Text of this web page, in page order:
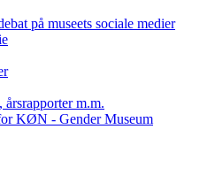
på museets sociale medier
årsrapporter m.m.
KØN - Gender Museum